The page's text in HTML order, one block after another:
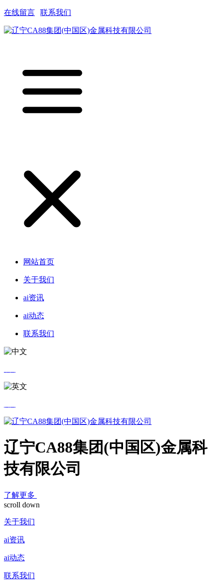
在线留言 联系我们
网站首页
关于我们
ai资讯
ai动态
联系我们
辽宁CA88集团(中国区)金属科
技有限公司
了解更多
scroll down
关于我们
ai资讯
ai动态
联系我们